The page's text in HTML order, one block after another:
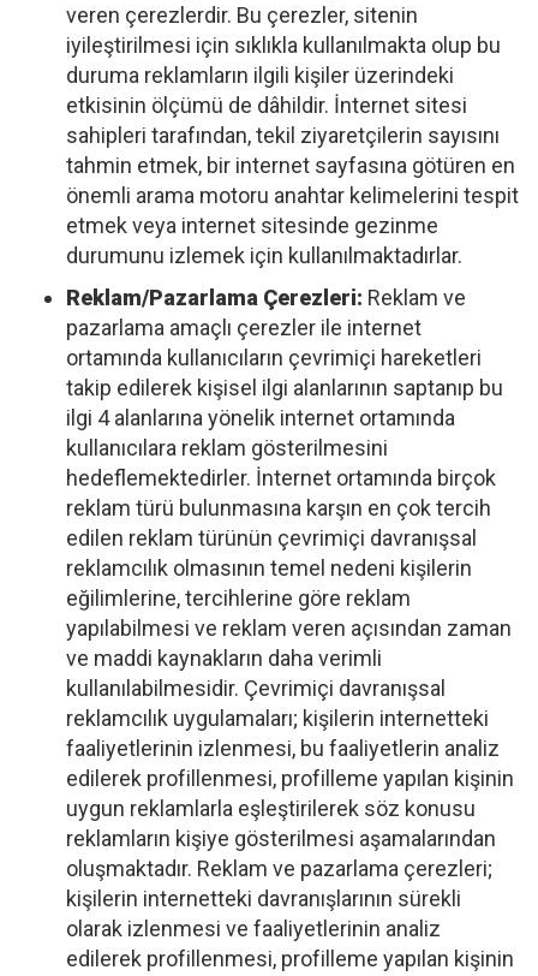
veren çerezlerdir. Bu çerezler, sitenin
iyileştirilmesi için sıklıkla kullanılmakta olup bu
duruma reklamların ilgili kişiler üzerindeki
etkisinin ölçümü de dâhildir. İnternet sitesi
sahipleri tarafından, tekil ziyaretçilerin sayısını
tahmin etmek, bir internet sayfasına götüren en
önemli arama motoru anahtar kelimelerini tespit
etmek veya internet sitesinde gezinme
durumunu izlemek için kullanılmaktadırlar.
Reklam/Pazarlama Çerezleri: Reklam ve
pazarlama amaçlı çerezler ile internet
ortamında kullanıcıların çevrimiçi hareketleri
takip edilerek kişisel ilgi alanlarının saptanıp bu
ilgi 4 alanlarına yönelik internet ortamında
kullanıcılara reklam gösterilmesini
hedeflemektedirler. İnternet ortamında birçok
reklam türü bulunmasına karşın en çok tercih
edilen reklam türünün çevrimiçi davranışsal
reklamcılık olmasının temel nedeni kişilerin
eğilimlerine, tercihlerine göre reklam
yapılabilmesi ve reklam veren açısından zaman
ve maddi kaynakların daha verimli
kullanılabilmesidir. Çevrimiçi davranışsal
reklamcılık uygulamaları; kişilerin internetteki
faaliyetlerinin izlenmesi, bu faaliyetlerin analiz
edilerek profillenmesi, profilleme yapılan kişinin
uygun reklamlarla eşleştirilerek söz konusu
reklamların kişiye gösterilmesi aşamalarından
oluşmaktadır. Reklam ve pazarlama çerezleri;
kişilerin internetteki davranışlarının sürekli
olarak izlenmesi ve faaliyetlerinin analiz
edilerek profillenmesi, profilleme yapılan kişinin